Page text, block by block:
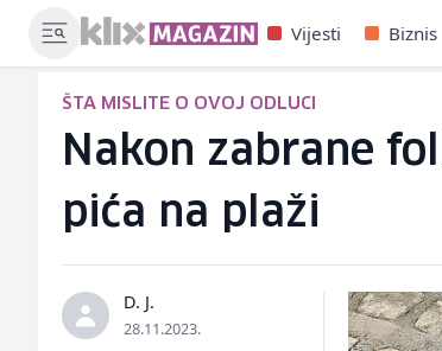
Vijesti Biznis
ŠTA MISLITE O OVOJ ODLUCI
Nakon zabrane
pića na plaži
D. J.
28.11.2023.